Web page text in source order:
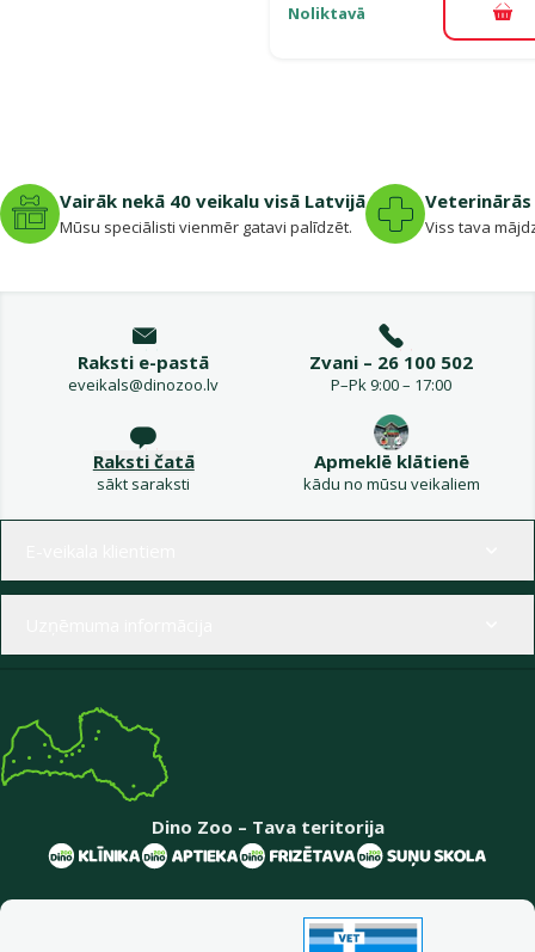
Noliktavā
Vairāk nekā 40 veikalu visā Latvijā
Mūsu speciālisti vienmēr gatavi palīdzēt. Viss tava
Raksti e-pastā
eveikals@dinozoo.lv
Zvani – 26 100 502
P–Pk 9:00 – 17:00
Raksti čatā
sākt saraksti
Apmeklē klātienē
kādu no mūsu veikaliem
Dino Zoo – Tava teritorija